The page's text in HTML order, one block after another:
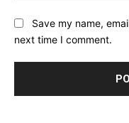
Save my name,
next time I comment.